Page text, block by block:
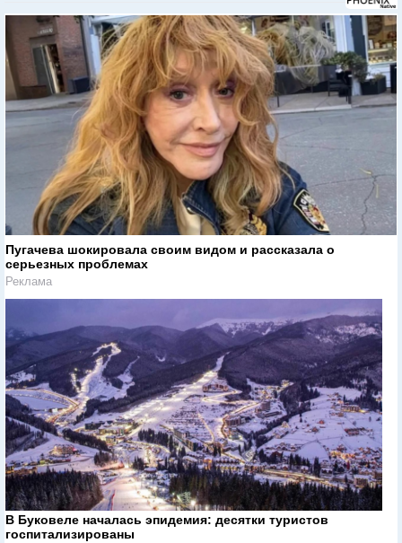
Пугачева шокировала своим видом и рассказала о
серьезных проблемах
Реклама
В Буковеле началась эпидемия: десятки туристов
госпитализированы